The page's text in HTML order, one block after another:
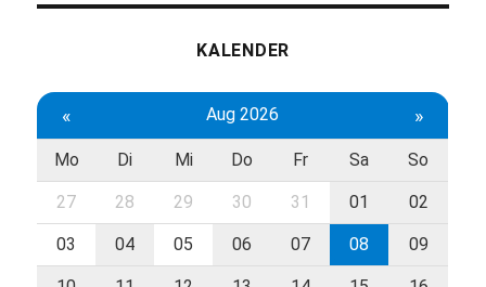
KALENDER
« Aug 2026 »
Mo Di Mi Do Fr Sa So
27 28 29 30 31 01 02
03 04 05 06 07 08 09